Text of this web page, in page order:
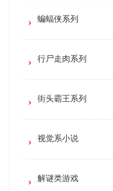
蝙蝠侠系列
行尸走肉系列
街头霸王系列
视觉系小说
解谜类游戏